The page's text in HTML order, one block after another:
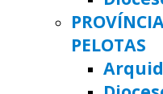
PELOTAS